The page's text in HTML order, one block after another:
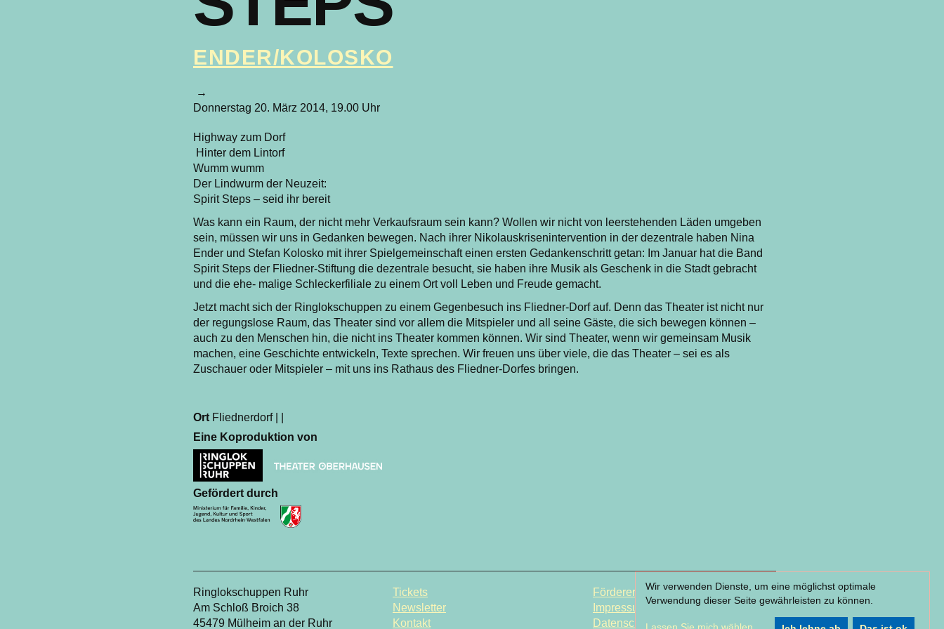
ENDER/KOLOSKO
→
Donnerstag 20. März 2014, 19.00 Uhr
Highway zum Dorf
Hinter dem Lintorf
Wumm wumm
Der Lindwurm der Neuzeit:
Spirit Steps – seid ihr bereit
Was kann ein Raum, der nicht mehr Verkaufsraum sein kann? Wollen wir nicht von leerstehenden Läden umgeben
sein, müssen wir uns in Gedanken bewegen. Nach ihrer Nikolauskrisenintervention in der dezentrale haben Nina
Ender und Stefan Kolosko mit ihrer Spielgemeinschaft einen ersten Gedankenschritt getan: Im Januar hat die Band
Spirit Steps der Fliedner-Stiftung die dezentrale besucht, sie haben ihre Musik als Geschenk in die Stadt gebracht
und die ehe- malige Schleckerfiliale zu einem Ort voll Leben und Freude gemacht.
Jetzt macht sich der Ringlokschuppen zu einem Gegenbesuch ins Fliedner-Dorf auf. Denn das Theater ist nicht nur
der regungslose Raum, das Theater sind vor allem die Mitspieler und all seine Gäste, die sich bewegen können –
auch zu den Menschen hin, die nicht ins Theater kommen können. Wir sind Theater, wenn wir gemeinsam Musik
machen, eine Geschichte entwickeln, Texte sprechen. Wir freuen uns über viele, die das Theater – sei es als
Zuschauer oder Mitspieler – mit uns ins Rathaus des Fliedner-Dorfes bringen.
Ort Fliednerdorf | |
Eine Koproduktion von
Gefördert durch
Ringlokschuppen Ruhr
Am Schloß Broich 38
45479 Mülheim an der Ruhr
Tickets
Newsletter
Kontakt
Förderer & Partner
Impressum
Datenschutzerklärung
Wir verwenden Dienste, um eine möglichst optimale
Verwendung dieser Seite gewährleisten zu können.